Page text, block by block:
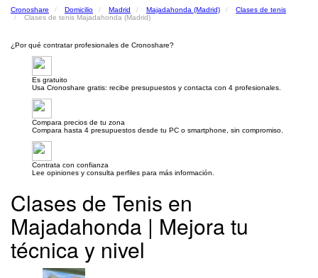
Cronoshare Domicilio Madrid Majadahonda (Madrid)
Clases de tenis
Clases de tenis Majadahonda (Madrid)
¿Por qué contratar profesionales de Cronoshare?
Es gratuito
Usa Cronoshare gratis: recibe presupuestos y contacta con 4 profesionales.
Compara precios de tu zona
Compara hasta 4 presupuestos desde tu PC o smartphone, sin compromiso.
Contrata con confianza
Lee opiniones y consulta perfiles para más información.
Clases de Tenis en
Majadahonda | Mejora tu
técnica y nivel